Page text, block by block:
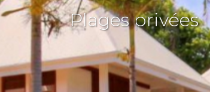
Plages privées